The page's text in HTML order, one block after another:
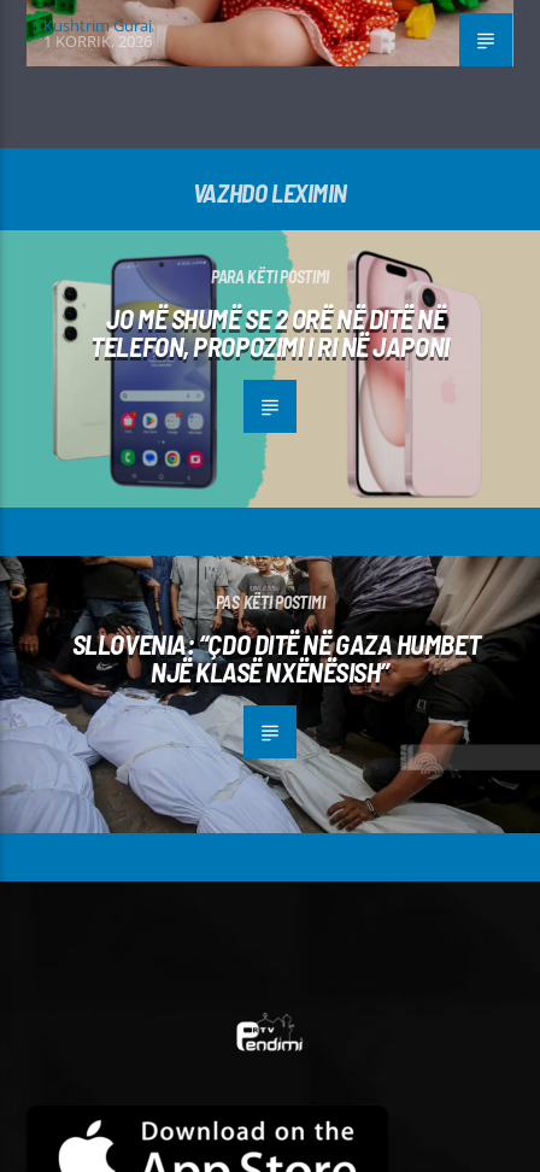
Kushtrim Guraj
1 KORRIK, 2026
VAZHDO LEXIMIN
PARA KËTI POSTIMI
JO MË SHUMË SE 2 ORË NË DITË NË
TELEFON, PROPOZIMI I RI NË JAPONI
PAS KËTI POSTIMI
SLLOVENIA: “ÇDO DITË NË GAZA HUMBET
NJË KLASË NXËNËSISH”